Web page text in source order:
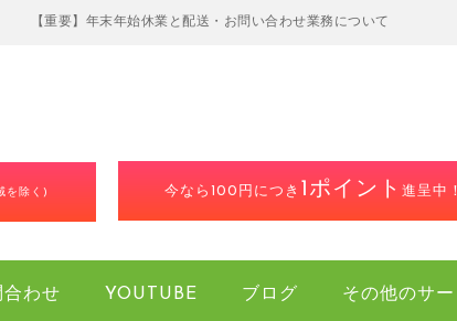
【重要】年末年始休業と配送・お問い合わせ業務について
を除く) 今なら100円につき 1ポイント進呈中
合わせ YOUTUBE ブログ その他のサ